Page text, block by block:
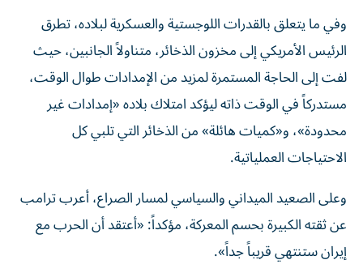
وفي ما يتعلق بالقدرات اللوجستية والعسكرية لبلاده، تطرق
الرئيس الأمريكي إلى مخزون الذخائر، متناولاً الجانبين، حيث
لفت إلى الحاجة المستمرة لمزيد من الإمدادات طوال الوقت،
مستدركاً في الوقت ذاته ليؤكد امتلاك بلاده «إمدادات غير
محدودة»، و«كميات هائلة» من الذخائر التي تلبي كل
الاحتياجات العملياتية.
وعلى الصعيد الميداني والسياسي لمسار الصراع، أعرب ترامب
عن ثقته الكبيرة بحسم المعركة، مؤكداً: «أعتقد أن الحرب مع
إيران ستنتهي قريباً جداً».